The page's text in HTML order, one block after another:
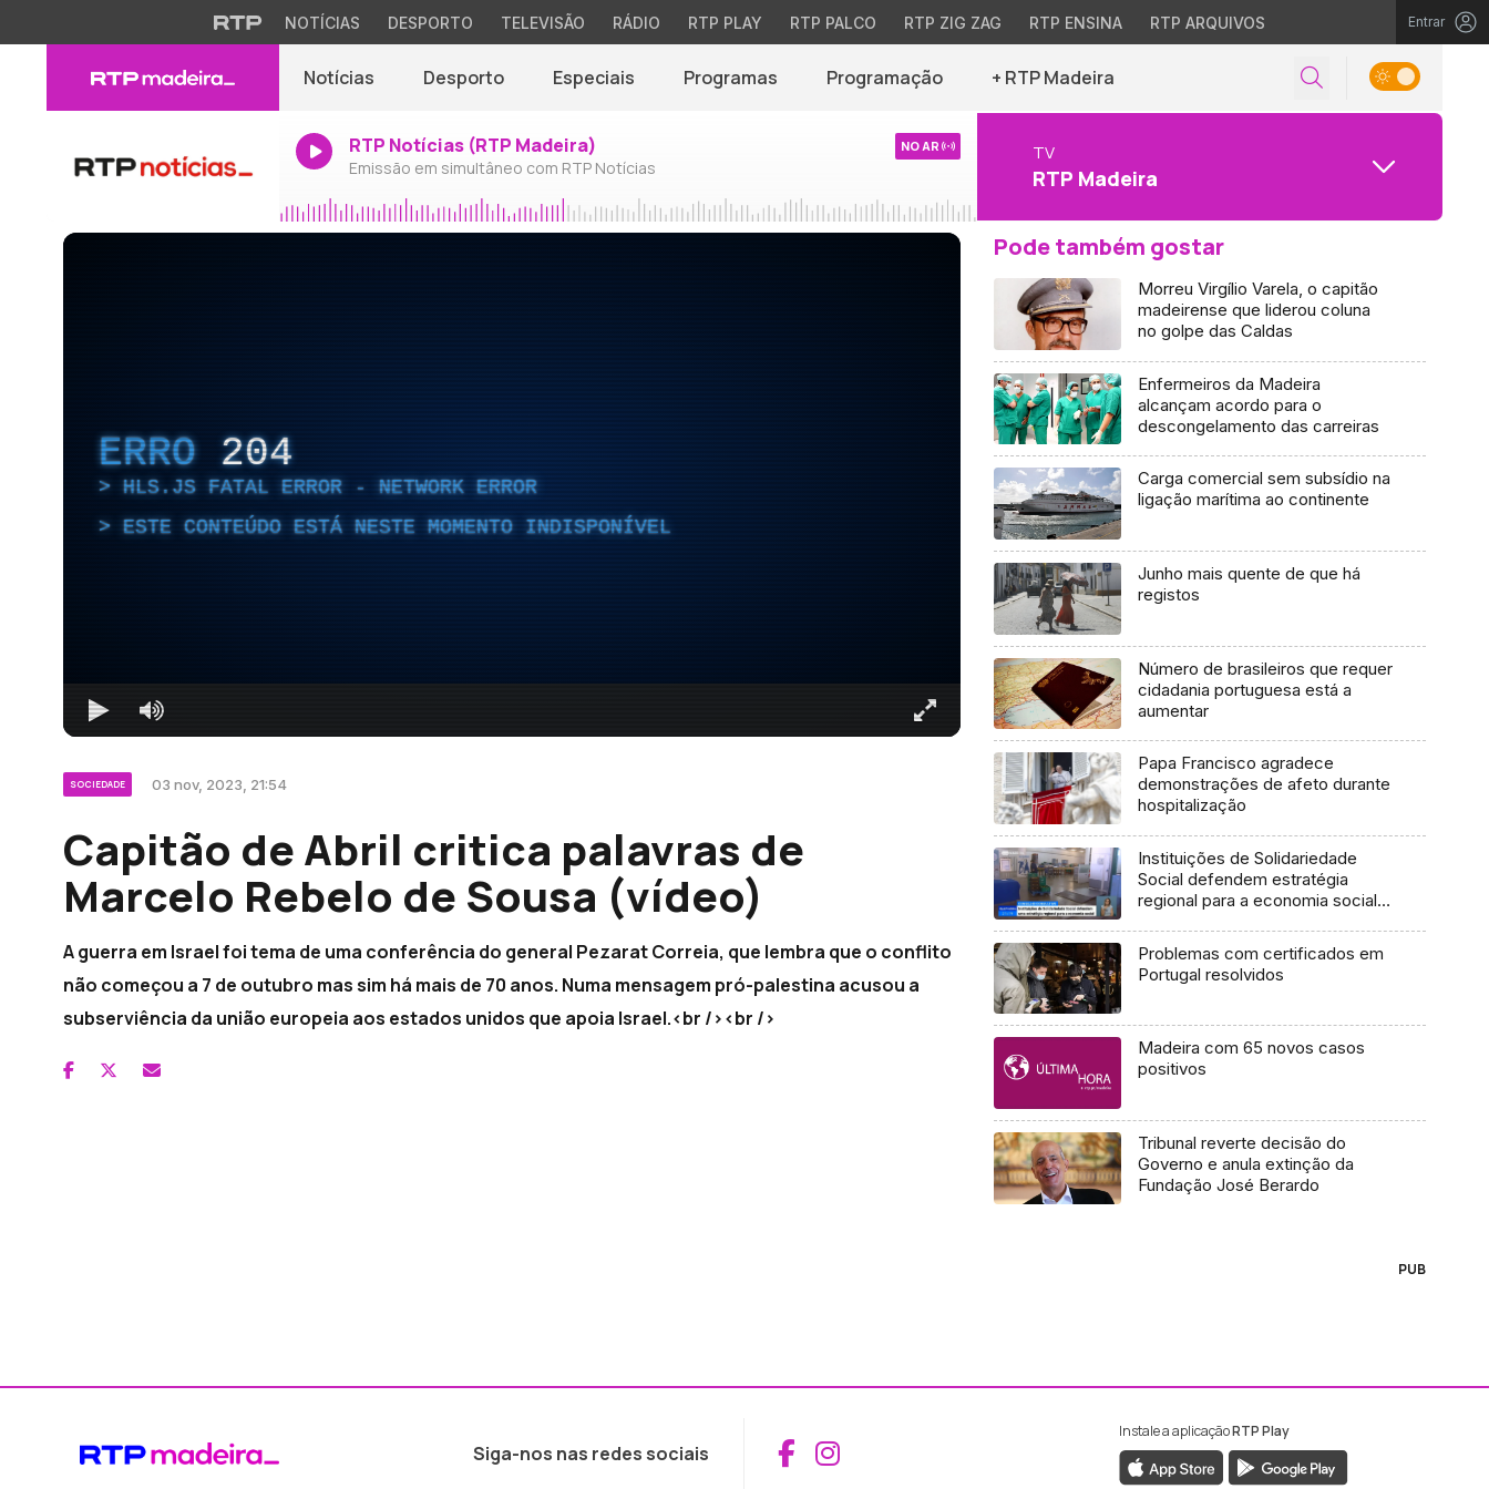
NOTÍCIAS DESPORTO TELEVISÃO RÁDIO RTP PLAY RTP PALCO RTP ZIG ZAG RTP ENSINA RTP ARQUIVOS Entrar
Notícias Desporto Especiais Programas Programação + RTP Madeira
RTP Notícias (RTP Madeira)
Emissão em simultâneo com RTP Notícias
NO AR TV
RTP Madeira
ERRO 204
HLS.JS FATAL ERROR - NETWORK ERROR
ESTE CONTEÚDO ESTÁ NESTE MOMENTO INDISPONÍVEL
SOCIEDADE 03 nov, 2023, 21:54
Capitão de Abril critica palavras de
Marcelo Rebelo de Sousa (vídeo)
A guerra em Israel foi tema de uma conferência do general Pezarat Correia, que lembra que o conflito
não começou a 7 de outubro mas sim há mais de 70 anos. Numa mensagem pró-palestina acusou a
subserviência da união europeia aos estados unidos que apoia Israel.<br /><br />
Pode também gostar
Morreu Virgílio Varela, o capitão
madeirense que liderou coluna
no golpe das Caldas
Enfermeiros da Madeira
alcançam acordo para o
descongelamento das carreiras
Carga comercial sem subsídio na
ligação marítima ao continente
Junho mais quente de que há
registos
Número de brasileiros que requer
cidadania portuguesa está a
aumentar
Papa Francisco agradece
demonstrações de afeto durante
hospitalização
Instituições de Solidariedade
Social defendem estratégia
regional para a economia social
Problemas com certificados em
Portugal resolvidos
Madeira com 65 novos casos
positivos
Tribunal reverte decisão do
Governo e anula extinção da
Fundação José Berardo
PUB
Siga-nos nas redes sociais Aceder ao Facebook da RTP Madeira
Aceder ao Instagram da RTP Madeira
Instale a aplicaçãoRTP Play